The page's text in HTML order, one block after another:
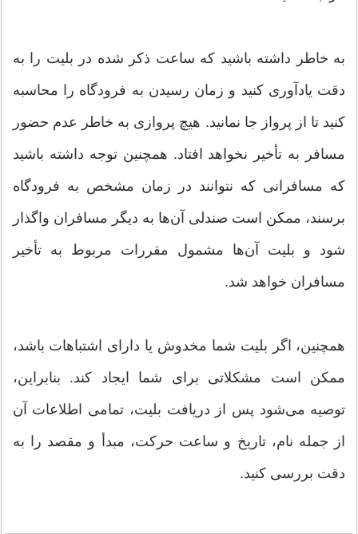
به خاطر داشته باشید که ساعت ذکر شده در بلیت را به
دقت یادآوری کنید و زمان رسیدن به فرودگاه را محاسبه
کنید تا از پرواز جا نمانید. هیچ پروازی به خاطر عدم حضور
مسافر به تأخیر نخواهد افتاد. همچنین توجه داشته باشید
که مسافرانی که نتوانند در زمان مشخص به فرودگاه
برسند، ممکن است صندلی آن‌ها به دیگر مسافران واگذار
شود و بلیت آن‌ها مشمول مقررات مربوط به تأخیر
مسافران خواهد شد.
همچنین، اگر بلیت شما مخدوش یا دارای اشتباهات باشد،
ممکن است مشکلاتی برای شما ایجاد کند. بنابراین،
توصیه می‌شود پس از دریافت بلیت، تمامی اطلاعات آن
از جمله نام، تاریخ و ساعت حرکت، مبدأ و مقصد را به
دقت بررسی کنید.